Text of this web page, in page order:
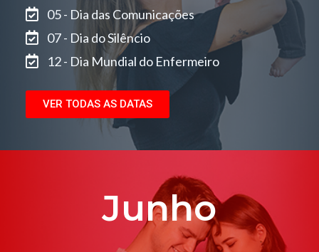
05 - Dia das Comunicações
07 - Dia do Silêncio
12 - Dia Mundial do Enfermeiro
VER TODAS AS DATAS
Junho